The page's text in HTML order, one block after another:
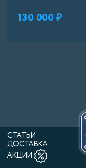
130 000 ₽
СТАТЬИ
ДОСТАВКА
АКЦИИ